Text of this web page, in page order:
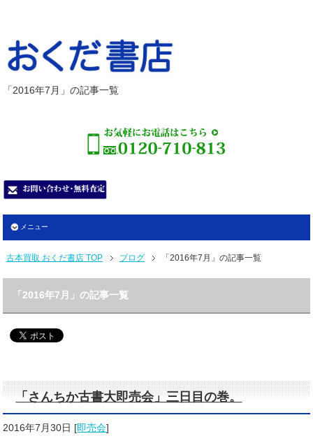
「2016年7月」の記事一覧
メニュー
古本買取 おくだ書店 TOP ブログ 「2016年7月」の記事一覧
「2016年7月」の記事一覧
「さんちか古書大即売会」三日目の巻。
2016年7月30日 [即売会]